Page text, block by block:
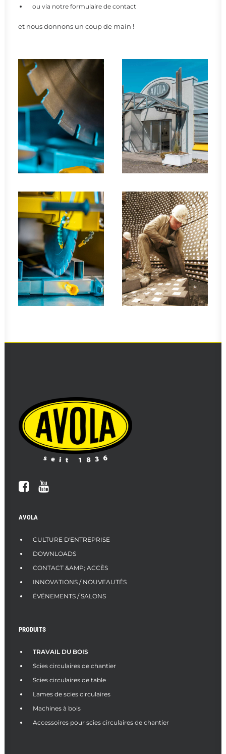
ou via notre formulaire de contact
et nous donnons un coup de main !
AVOLA
CULTURE D'ENTREPRISE
DOWNLOADS
CONTACT &AMP; ACCÈS
INNOVATIONS / NOUVEAUTÉS
ÉVÉNEMENTS / SALONS
PRODUITS
TRAVAIL DU BOIS
Scies circulaires de chantier
Scies circulaires de table
Lames de scies circulaires
Machines à bois
Accessoires pour scies circulaires de chantier